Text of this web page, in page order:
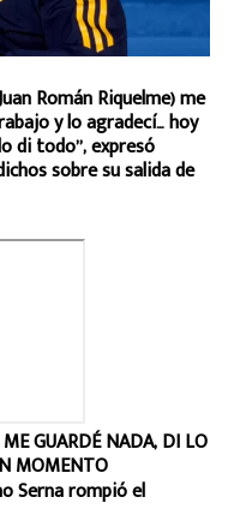
Román Riquelme) me
y lo agradecí… hoy
di todo”, expresó
sobre su salida de
GUARDÉ NADA, DI LO
MOMENTO
Serna rompió el